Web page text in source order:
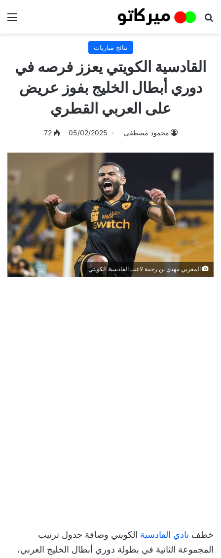
بحث عن
نتائج مباريات
القادسية الكويتي يعزز فرصه في
دوري أبطال الخليج بفوز عريض
على العربي القطري
محمود مصطفى 05/02/2025
72
المغربي مهدي بن رحمة لاعب القادسية الكويتي
خطف نادي القادسية الكويتي وصافة جدول ترتيب
المجموعة الثانية في بطولة دوري أبطال الخليج العربي،